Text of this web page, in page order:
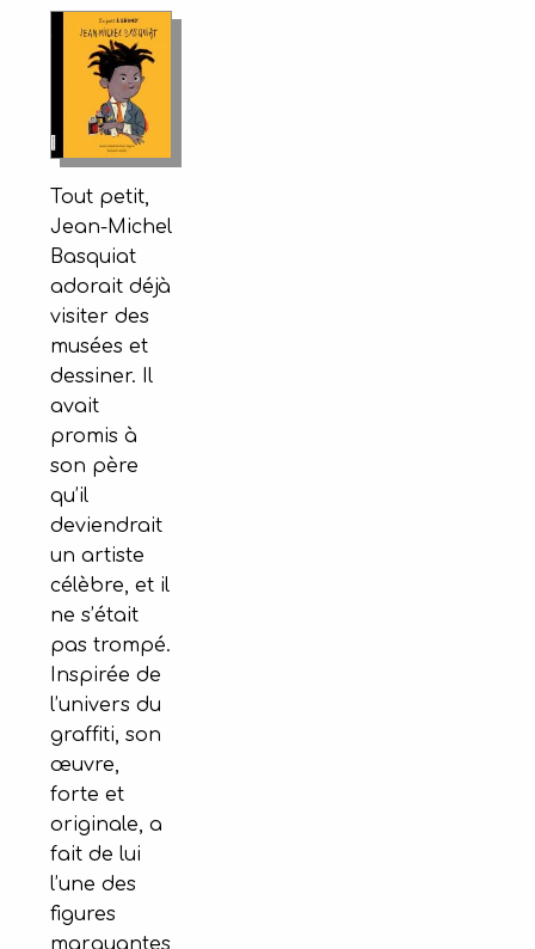
Tout petit,
Jean-Michel
Basquiat
adorait déjà
visiter des
musées et
dessiner. Il
avait
promis à
son père
qu’il
deviendrait
un artiste
célèbre, et il
ne s’était
pas trompé.
Inspirée de
l’univers du
graffiti, son
œuvre,
forte et
originale, a
fait de lui
l’une des
figures
marquantes